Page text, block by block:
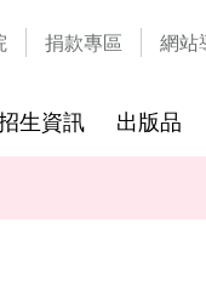
捐款專區 網站
生資訊 出版品